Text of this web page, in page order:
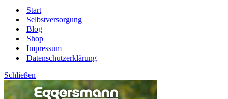
Start
Selbstversorgung
Blog
Shop
Impressum
Datenschutzerklärung
Schließen